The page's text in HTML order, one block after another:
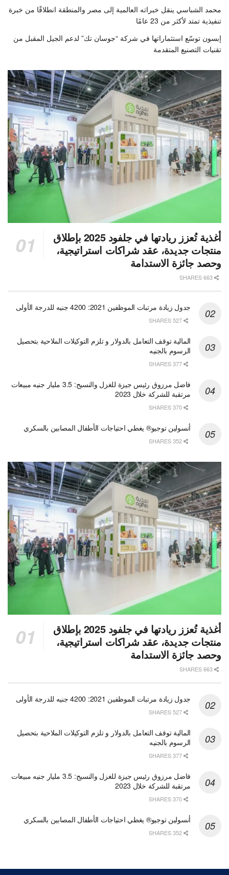
محمد الشباسي ينقل خبراته العالمية إلى مصر والمنطقة انطلاقًا من خبرة
تنفيذية تمتد لأكثر من 23 عامًا
إبسون توسّع استثماراتها في شركة “جوسان تك” لدعم الجيل المقبل من
تقنيات التصنيع المتقدمة
أغذية تُعزز ريادتها في جلفود 2025 بإطلاق
منتجات جديدة، عقد شراكات استراتيجية،
وحصد جائزة الاستدامة
جدول زيادة مرتبات الموظفين 2021: 4200 جنيه للدرجة الأولى
المالية توقف التعامل بالدولار و تلزم التوكيلات الملاحية بتحصيل
الرسوم بالجنيه
فاضل مرزوق رئيس جيزة للغزل والنسيج: 3.5 مليار جنيه مبيعات
مرتقبة للشركة خلال 2023
أنسولين توجيو® يغطي احتياجات الأطفال المصابين بالسكري
أغذية تُعزز ريادتها في جلفود 2025 بإطلاق
منتجات جديدة، عقد شراكات استراتيجية،
وحصد جائزة الاستدامة
جدول زيادة مرتبات الموظفين 2021: 4200 جنيه للدرجة الأولى
المالية توقف التعامل بالدولار و تلزم التوكيلات الملاحية بتحصيل
الرسوم بالجنيه
فاضل مرزوق رئيس جيزة للغزل والنسيج: 3.5 مليار جنيه مبيعات
مرتقبة للشركة خلال 2023
أنسولين توجيو® يغطي احتياجات الأطفال المصابين بالسكري